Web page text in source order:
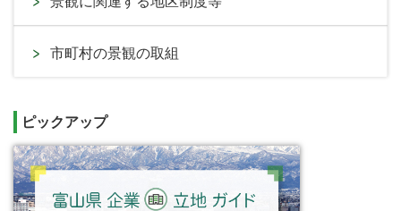
市町村の景観の取組
ピックアップ